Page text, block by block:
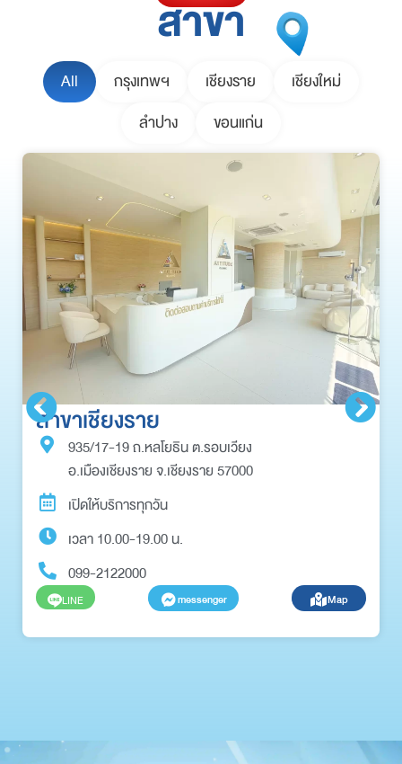
สาขา
All กรุงเทพฯ เชียงราย
เชียงใหม่
ลำปาง
ขอนแก่น
สาขาเชียงราย
935/17-19 ถ.หลโยธิน ต.รอบเวียง
อ.เมืองเชียงราย จ.เชียงราย 57000
เปิดให้บริการทุกวัน
เวลา 10.00-19.00 น.
099-2122000
LINE messenger Map